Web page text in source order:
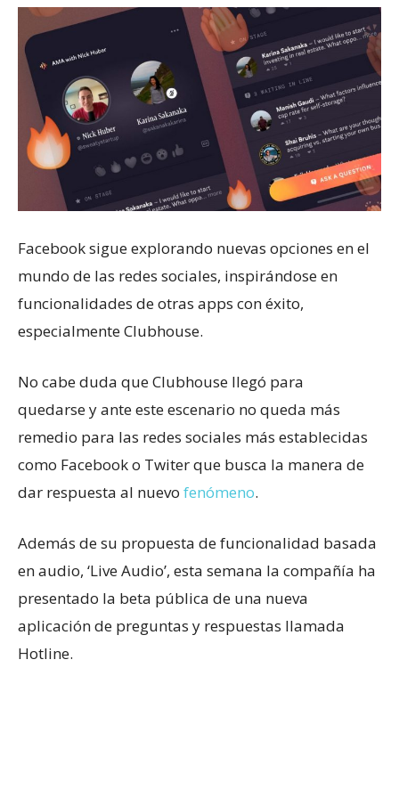
Facebook sigue explorando nuevas opciones en el
mundo de las redes sociales, inspirándose en
funcionalidades de otras apps con éxito,
especialmente Clubhouse.
No cabe duda que Clubhouse llegó para
quedarse y ante este escenario no queda más
remedio para las redes sociales más establecidas
como Facebook o Twiter que busca la manera de
dar respuesta al nuevo fenómeno.
Además de su propuesta de funcionalidad basada
en audio, ‘Live Audio’, esta semana la compañía ha
presentado la beta pública de una nueva
aplicación de preguntas y respuestas llamada
Hotline.